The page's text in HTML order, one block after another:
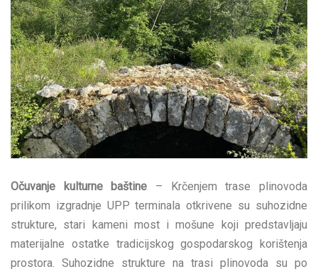
Očuvanje kulturne baštine – Krčenjem trase plinovoda
prilikom izgradnje UPP terminala otkrivene su suhozidne
strukture, stari kameni most i mošune koji predstavljaju
materijalne ostatke tradicijskog gospodarskog korištenja
prostora. Suhozidne strukture na trasi plinovoda su po